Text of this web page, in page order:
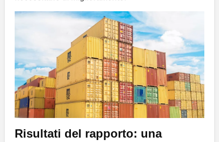
Risultati del rapporto: una